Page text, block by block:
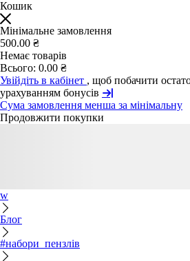
Кошик
Мінімальне замовлення
500.00 ₴
Немає товарів
Всього: 0.00 ₴
Увійдіть в кабінет , щоб побачити
урахуванням бонусів
Сума замовлення менша за мінімальну
Продовжити покупки
w
Блог
#набори_пензлів